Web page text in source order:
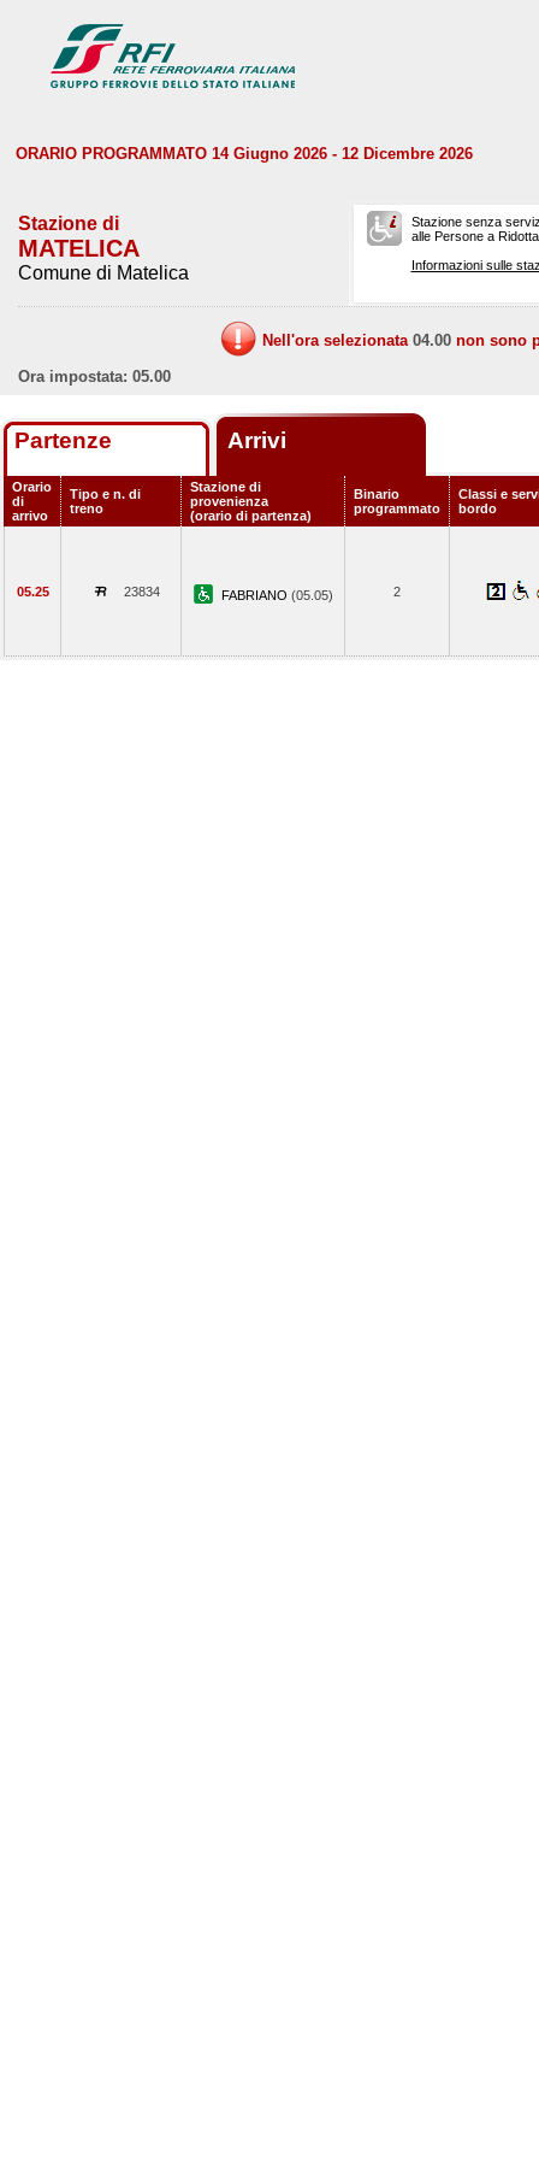
ORARIO PROGRAMMATO 14 Giugno 2026 - 12 Dicembre 2026
Stazione di
MATELICA
Comune di Matelica
Stazione senza
alle Persone a
Informazioni sulle
Nell'ora selezionata 04.00 non sono
Ora impostata: 05.00
Partenze Arrivi
Orario
di
arrivo
Tipo e n. di
treno
Stazione di
provenienza
(orario di partenza)
Binario
programmato
Classi e
bordo
05.25 23834 FABRIANO (05.05) 2